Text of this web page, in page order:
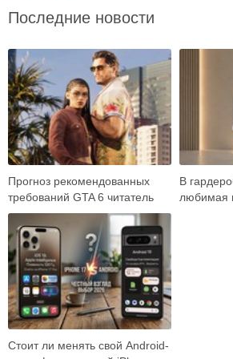
Последние новости
Прогноз рекомендованных
требований GTA 6 читатель
встречает как готовый ответ:
вот карта …
В
любимая
Стоит ли менять свой Android-